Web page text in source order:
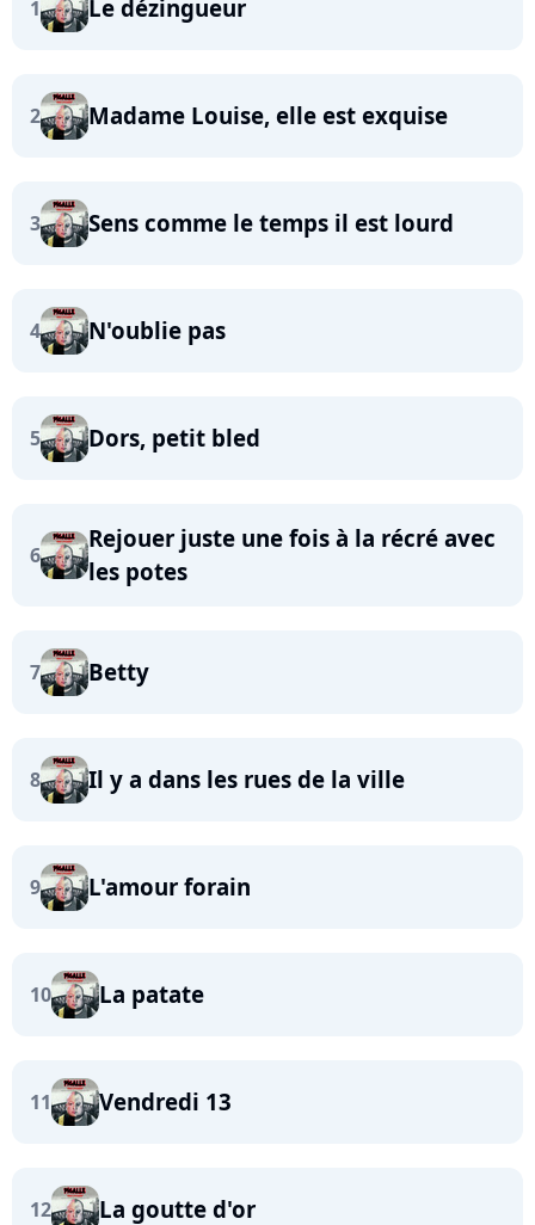
1 Le dézingueur
2 Madame Louise, elle est exquise
3 Sens comme le temps il est lourd
4 N'oublie pas
5 Dors, petit bled
6
Rejouer juste une fois à la récré avec
les potes
7 Betty
8 Il y a dans les rues de la ville
9 L'amour forain
10 La patate
11 Vendredi 13
12 La goutte d'or